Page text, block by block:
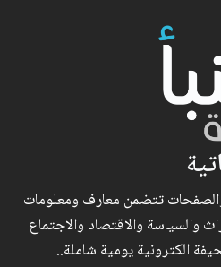
تتضمن معارف ومعلومات
والسياسة والاقتصاد والاجتماع
الكترونية يومية شاملة..